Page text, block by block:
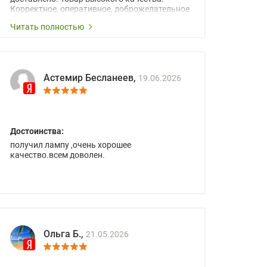
Корректное, оперативное, доброжелательное
Читать полностью
Астемир Бесланеев, 19.06.2026
Достоинства:
получил лампу ,очень хорошее
качество.всем доволен.
Ольга Б., 21.05.2026